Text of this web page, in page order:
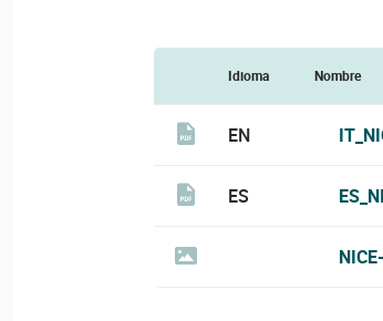
Idioma Nombre
EN
ES